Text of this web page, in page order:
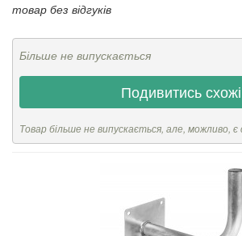
товар без відгуків
Більше не випускається
Подивитись схожі
Товар більше не випускається, але, можливо, є